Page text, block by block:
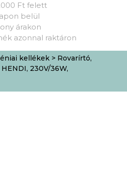
Ft felett
belül
árakon
azonnal raktáron
kellékek > Rovarírtó,
230V/36W,